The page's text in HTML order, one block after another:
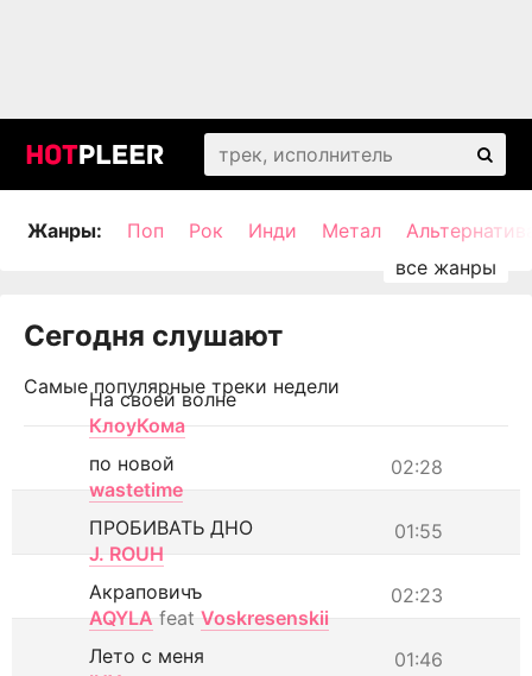
Жанры: Поп Рок Инди Метал
Сегодня слушают
Самые популярные треки недели
На своей волне
КлоуКома
02:28
по новой
wastetime
01:55
ПРОБИВАТЬ ДНО
J. ROUH
02:23
Акраповичъ
AQYLA feat Voskresenskii
01:46
Лето с меня